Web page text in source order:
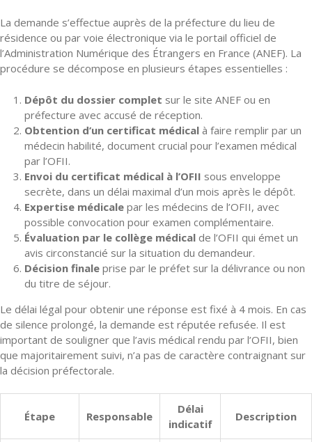
La demande s’effectue auprès de la préfecture du lieu de
résidence ou par voie électronique via le portail officiel de
l’Administration Numérique des Étrangers en France (ANEF). La
procédure se décompose en plusieurs étapes essentielles :
Dépôt du dossier complet sur le site ANEF ou en
préfecture avec accusé de réception.
Obtention d’un certificat médical à faire remplir par un
médecin habilité, document crucial pour l’examen médical
par l’OFII.
Envoi du certificat médical à l’OFII sous enveloppe
secrète, dans un délai maximal d’un mois après le dépôt.
Expertise médicale par les médecins de l’OFII, avec
possible convocation pour examen complémentaire.
Évaluation par le collège médical de l’OFII qui émet un
avis circonstancié sur la situation du demandeur.
Décision finale prise par le préfet sur la délivrance ou non
du titre de séjour.
Le délai légal pour obtenir une réponse est fixé à 4 mois. En cas
de silence prolongé, la demande est réputée refusée. Il est
important de souligner que l’avis médical rendu par l’OFII, bien
que majoritairement suivi, n’a pas de caractère contraignant sur
la décision préfectorale.
Étape Responsable
Délai
indicatif
Description